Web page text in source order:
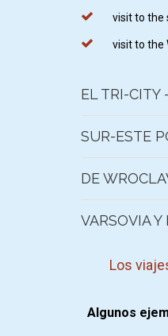
visit to the
visit to the
EL TRI-
SUR-ESTE
DE
VARSOVIA
Los
Algunos